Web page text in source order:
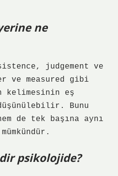
ne
judgement ve
ve measured gibi
kelimesinin eş
Bunu
de tek başına aynı
psikolojide?